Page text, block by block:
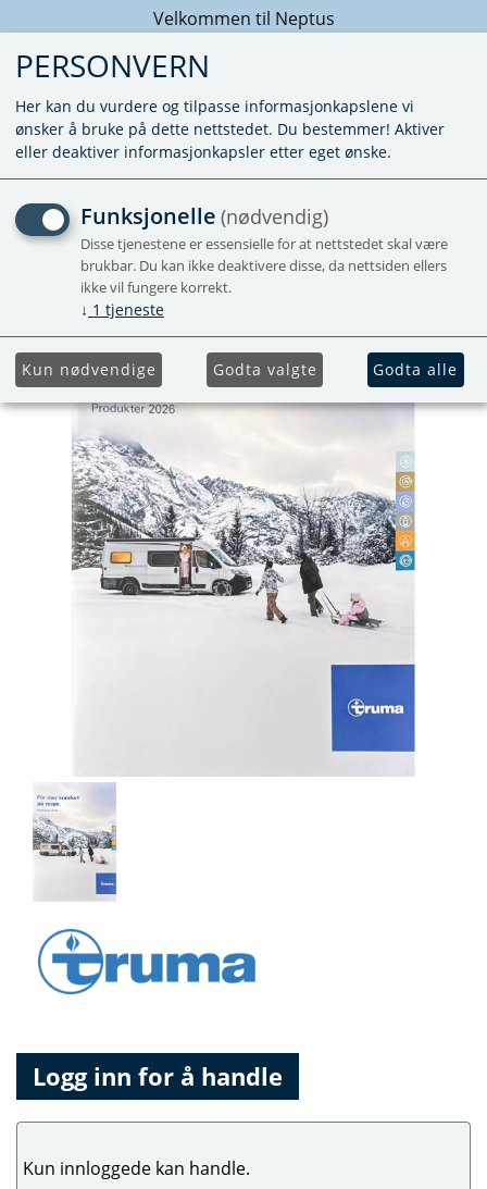
Velkommen til Neptus
BROSJYRE TRUMA
PRODUKTOVERSIKT 2026
Logg inn for å handle
Kun innloggede kan handle.
PERSONVERN
Her kan du vurdere og tilpasse informasjonkapslene vi
ønsker å bruke på dette nettstedet. Du bestemmer! Aktiver
eller deaktiver informasjonkapsler etter eget ønske.
Funksjonelle (nødvendig)
Disse tjenestene er essensielle for at nettstedet skal være
brukbar. Du kan ikke deaktivere disse, da nettsiden ellers
ikke vil fungere korrekt.
↓ 1 tjeneste
Kun nødvendige Godta valgte Godta alle